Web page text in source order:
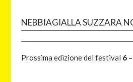
NEBBIAGIALLA SUZZARA
Prossima edizione del festival 6